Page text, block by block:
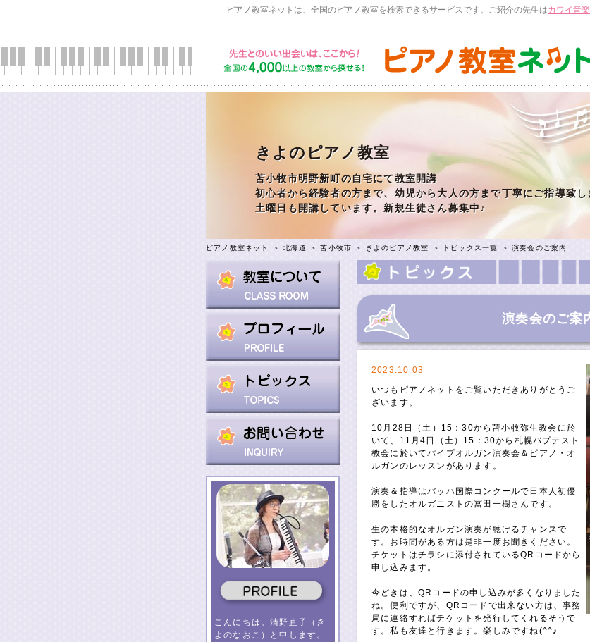
ピアノ教室ネットは、全国のピアノ教室を検索できるサービスです。ご紹介の先生はカワイ音
きよのピアノ教室
苫小牧市明野新町の自宅にて教室開講
初心者から経験者の方まで、幼児から大人の方まで丁寧にご指導致し
土曜日も開講しています。新規生徒さん募集中♪
ピアノ教室ネット ＞北海道 ＞苫小牧市 ＞ きよのピアノ教室 ＞ トピックス一覧 ＞ 演奏会のご案内
こんにちは。清野直子（き
よのなおこ）と申します。
演奏会のご案
2023.10.03
いつもピアノネットをご覧いただきありがとうご
ざいます。
10月28日（土）15：30から苫小牧弥生教会に於
いて、11月4日（土）15：30から札幌バプテスト
教会に於いてパイプオルガン演奏会＆ピアノ・オ
ルガンのレッスンがあります。
演奏＆指導はバッハ国際コンクールで日本人初優
勝をしたオルガニストの冨田一樹さんです。
生の本格的なオルガン演奏が聴けるチャンスで
す。お時間がある方は是非一度お聞きください。
チケットはチラシに添付されているQRコードから
申し込みます。
今どきは、QRコードの申し込みが多くなりました
ね。便利ですが、QRコードで出来ない方は、事務
局に連絡すればチケットを発行してくれるそうで
す。私も友達と行きます。楽しみですね(^^♪